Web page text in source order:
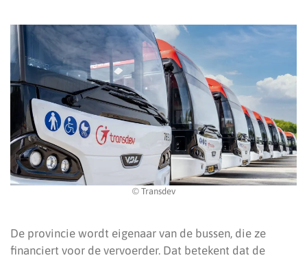
© Transdev
De provincie wordt eigenaar van de bussen, die ze
financiert voor de vervoerder. Dat betekent dat de